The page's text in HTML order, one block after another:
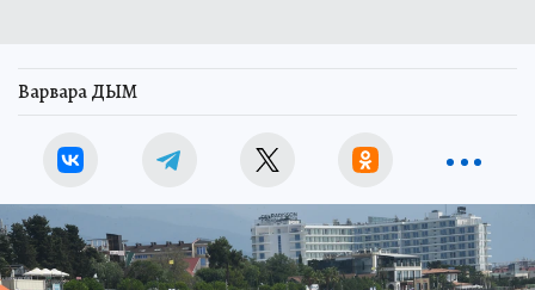
Варвара ДЫМ